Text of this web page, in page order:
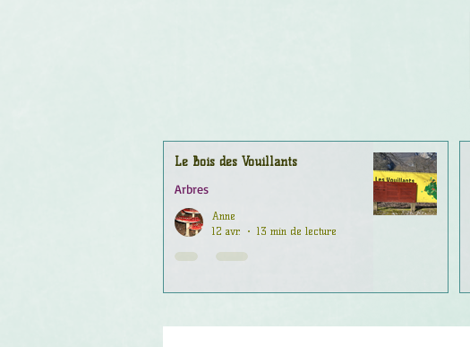
Le Bois des Vouillants
Arbres
Anne
12 avr.
13 min de lecture